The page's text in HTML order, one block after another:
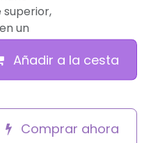
un
Añadir a la cesta
Comprar ahora